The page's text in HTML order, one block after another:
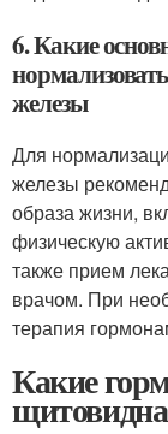
6. Какие
железы
Для
железы
образа жизни,
физическую
также прием
врачом. При
терапия
Какие